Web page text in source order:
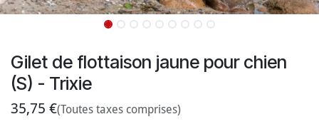
Gilet de flottaison jaune pour chien
(S) - Trixie
35,75 €(Toutes taxes comprises)